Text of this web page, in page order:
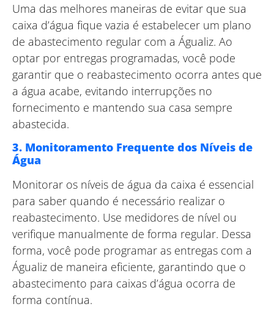
Uma das melhores maneiras de evitar que sua
caixa d’água fique vazia é estabelecer um plano
de abastecimento regular com a Águaliz. Ao
optar por entregas programadas, você pode
garantir que o reabastecimento ocorra antes que
a água acabe, evitando interrupções no
fornecimento e mantendo sua casa sempre
abastecida.
3. Monitoramento Frequente dos Níveis de
Água
Monitorar os níveis de água da caixa é essencial
para saber quando é necessário realizar o
reabastecimento. Use medidores de nível ou
verifique manualmente de forma regular. Dessa
forma, você pode programar as entregas com a
Águaliz de maneira eficiente, garantindo que o
abastecimento para caixas d’água ocorra de
forma contínua.